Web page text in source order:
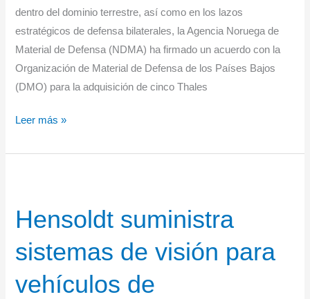
dentro del dominio terrestre, así como en los lazos
estratégicos de defensa bilaterales, la Agencia Noruega de
Material de Defensa (NDMA) ha firmado un acuerdo con la
Organización de Material de Defensa de los Países Bajos
(DMO) para la adquisición de cinco Thales
Noruega
los
se
asocian
en
‘Multi
Leer más »
Hensoldt suministra
sistemas de visión para
vehículos de